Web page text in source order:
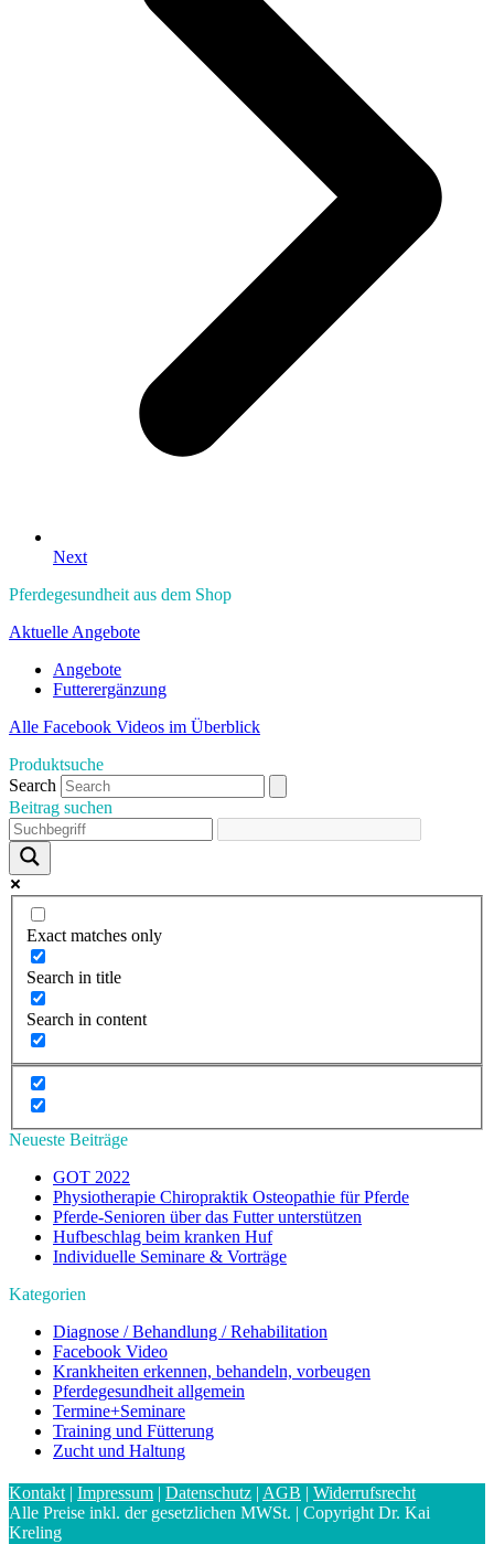
Next
Pferdegesundheit aus dem Shop
Aktuelle Angebote
Angebote
Futterergänzung
Alle Facebook Videos im Überblick
Produktsuche
Search
Beitrag suchen
Exact matches only
Search in title
Search in content
Neueste Beiträge
GOT 2022
Physiotherapie Chiropraktik Osteopathie für Pferde
Pferde-Senioren über das Futter unterstützen
Hufbeschlag beim kranken Huf
Individuelle Seminare & Vorträge
Kategorien
Diagnose / Behandlung / Rehabilitation
Facebook Video
Krankheiten erkennen, behandeln, vorbeugen
Pferdegesundheit allgemein
Termine+Seminare
Training und Fütterung
Zucht und Haltung
Kontakt | Impressum | Datenschutz | AGB | Widerrufsrecht
Alle Preise inkl. der gesetzlichen MWSt. | Copyright Dr. Kai
Kreling